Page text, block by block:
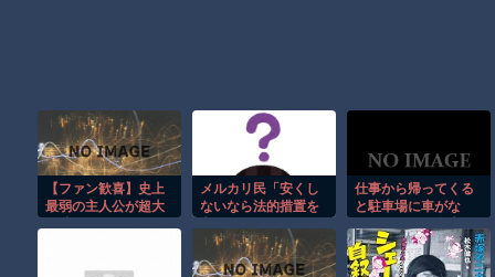
【ファン歓喜】史上
最弱の主人公が超大
メルカリ民「安くし
ないなら法的措置を
仕事から帰ってくる
と駐車場に車がな
辺りを見回していた
が、盗難だと気づき